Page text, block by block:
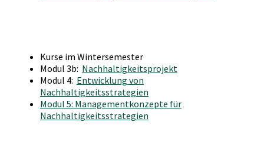
Kurse im Wintersemester
Modul 3b: Nachhaltigkeitsprojekt
Modul 4: Entwicklung von
Nachhaltigkeitsstrategien
Modul 5: Managementkonzepte für
Nachhaltigkeitsstrategien